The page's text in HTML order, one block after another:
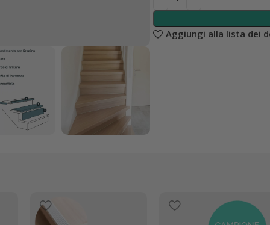
Aggiungi alla lista dei